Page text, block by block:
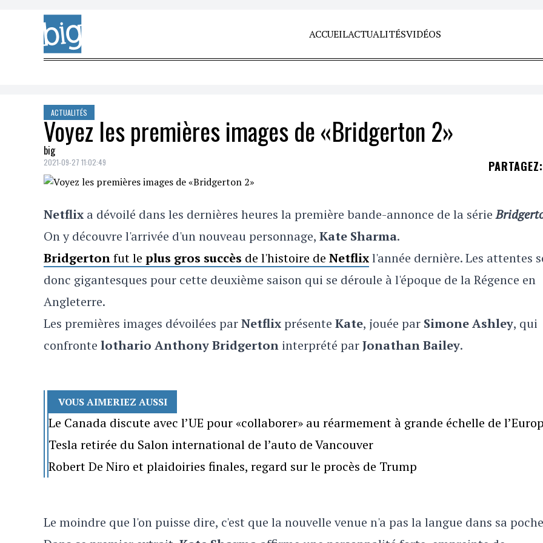
Skip to content
ACCUEILACTUALITÉSVIDÉOS
ACTUALITÉS
Voyez les premières images de «Bridgerton 2»
big
2021-09-27 11:02:49 PARTAGEZ:
Netflix a dévoilé dans les dernières heures la première bande-annonce de la série
On y découvre l'arrivée d'un nouveau personnage, Kate Sharma.
Bridgertonfut le plus gros succès de l'histoire de Netflixl'année dernière. Les attentes
donc gigantesques pour cette deuxième saison qui se déroule à l'époque de la Régence en
Angleterre.
Les premières images dévoilées parNetflixprésente Kate, jouée par Simone Ashley, qui
confronte lothario Anthony Bridgerton interprété parJonathan Bailey.
VOUS AIMERIEZ AUSSI
Le Canada discute avec l’UE pour «collaborer» au réarmement à grande échelle de
Tesla retirée du Salon international de l’auto de Vancouver
Robert De Niro et plaidoiries finales, regard sur le procès de Trump
Le moindre que l'on puisse dire, c'est que la nouvelle venue n'a pas la langue dans sa